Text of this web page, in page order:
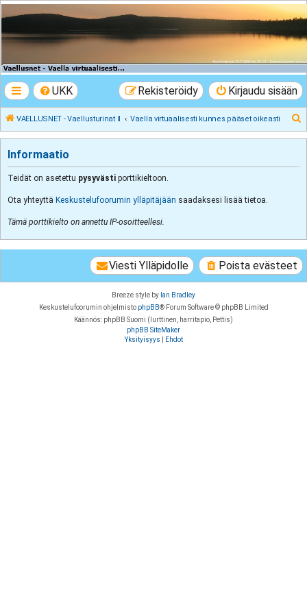
VAELLUSNET -
Vaellusturinat II
UKK Kirjaudu sisään
Rekisteröidy
VAELLUSNET - Vaellusturinat II Vaella virtuaalisesti kunnes pääset oikeasti
Informaatio
Teidät on asetettu pysyvästi porttikieltoon.
Ota yhteyttä Keskustelufoorumin ylläpitäjään saadaksesi lisää tietoa.
Tämä porttikielto on annettu IP-osoitteellesi.
Poista evästeet
Viesti Ylläpidolle
Breeze style by Ian Bradley
Keskustelufoorumin ohjelmisto phpBB® Forum Software © phpBB Limited
Käännös: phpBB Suomi (lurttinen, harritapio, Pettis)
phpBB SiteMaker
Yksityisyys
Ehdot